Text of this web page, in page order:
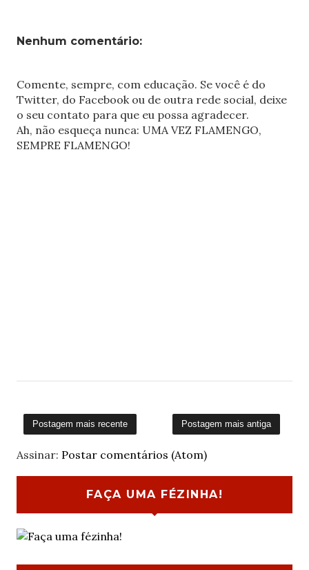
Nenhum comentário:
Comente, sempre, com educação. Se você é do
Twitter, do Facebook ou de outra rede social, deixe
o seu contato para que eu possa agradecer.
Ah, não esqueça nunca: UMA VEZ FLAMENGO,
SEMPRE FLAMENGO!
Postagem mais recente Postagem mais antiga
Assinar: Postar comentários (Atom)
FAÇA UMA FÉZINHA!